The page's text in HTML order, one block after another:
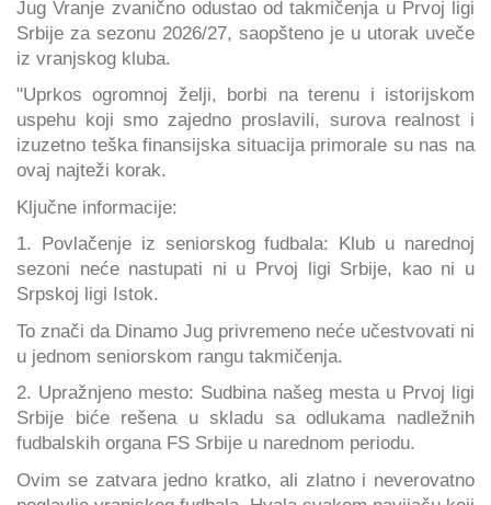
Jug Vranje zvanično odustao od takmičenja u Prvoj ligi
Srbije za sezonu 2026/27, saopšteno je u utorak uveče
iz vranjskog kluba.
"Uprkos ogromnoj želji, borbi na terenu i istorijskom
uspehu koji smo zajedno proslavili, surova realnost i
izuzetno teška finansijska situacija primorale su nas na
ovaj najteži korak.
Ključne informacije:
1. Povlačenje iz seniorskog fudbala: Klub u narednoj
sezoni neće nastupati ni u Prvoj ligi Srbije, kao ni u
Srpskoj ligi Istok.
To znači da Dinamo Jug privremeno neće učestvovati ni
u jednom seniorskom rangu takmičenja.
2. Upražnjeno mesto: Sudbina našeg mesta u Prvoj ligi
Srbije biće rešena u skladu sa odlukama nadležnih
fudbalskih organa FS Srbije u narednom periodu.
Ovim se zatvara jedno kratko, ali zlatno i neverovatno